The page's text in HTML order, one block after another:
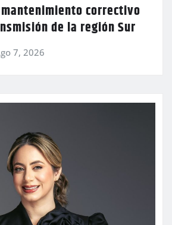
mantenimiento correctivo
de la región Sur
7, 2026